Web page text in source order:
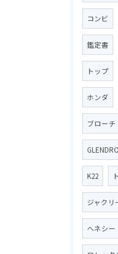
コンビ
鑑定書
トップ
ホンダ
ブローチ
K22
ジャクリ
ヘネシー